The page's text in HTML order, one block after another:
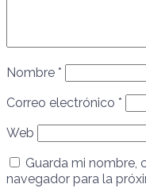
Nombre *
Correo electrónico *
Web
Guarda mi nombre,
navegador para la